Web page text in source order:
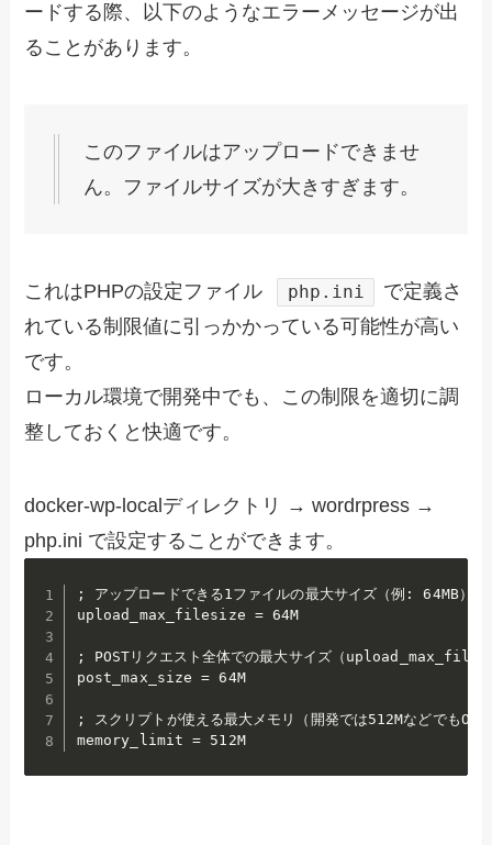
ードする際、以下のようなエラーメッセージが出
ることがあります。
このファイルはアップロードできませ
ん。ファイルサイズが大きすぎます。
これはPHPの設定ファイル php.ini
で定義さ
れている制限値に引っかかっている可能性が高い
です。
ローカル環境で開発中でも、この制限を適切に調
整しておくと快適です。
docker-wp-localディレクトリ → wordrpress →
php.ini で設定することができます。
; アップロードできる1ファイルの最大サイズ（例: 64MB）
upload_max_filesize = 64M
; POSTリクエスト全体での最大サイズ（
post_max_size = 64M
; スクリプトが使える最大メモリ（開発では512MなどでもOK
memory_limit = 512M